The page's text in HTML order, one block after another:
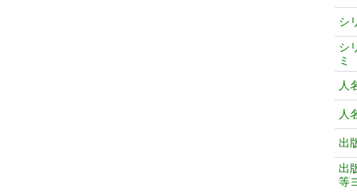
シ
シ
ミ
人
人
出
出
等